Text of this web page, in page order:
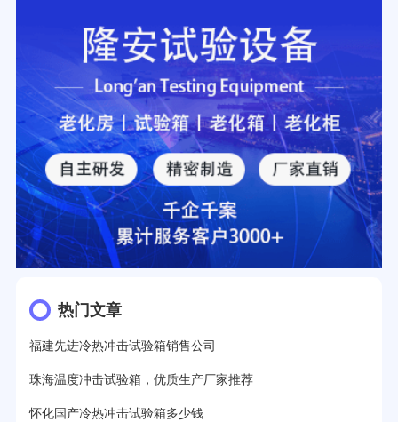
热门文章
福建先进冷热冲击试验箱销售公司
珠海温度冲击试验箱，优质生产厂家推荐
怀化国产冷热冲击试验箱多少钱